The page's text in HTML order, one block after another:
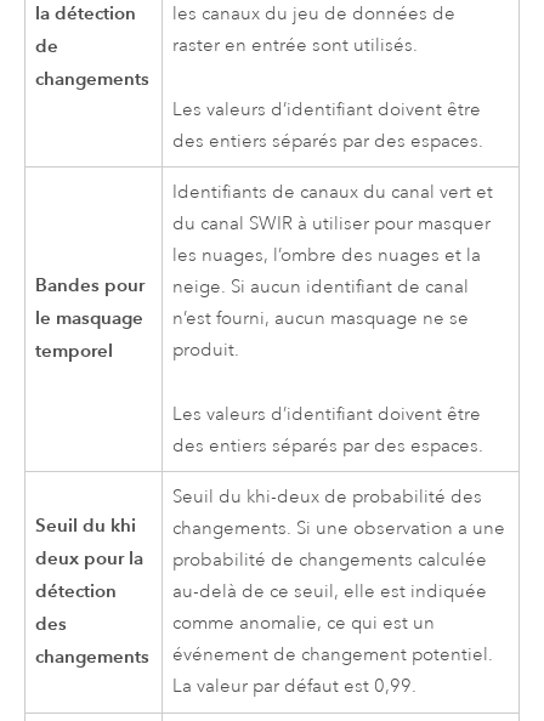
la détection
de
changements
les canaux du jeu de données de
raster en entrée sont utilisés.
Les valeurs d’identifiant doivent être
des entiers séparés par des espaces.
Bandes pour
le masquage
temporel
Identifiants de canaux du canal vert et
du canal SWIR à utiliser pour masquer
les nuages, l’ombre des nuages et la
neige. Si aucun identifiant de canal
n’est fourni, aucun masquage ne se
produit.
Les valeurs d’identifiant doivent être
des entiers séparés par des espaces.
Seuil du khi
deux pour la
détection
des
changements
Seuil du khi-deux de probabilité des
changements. Si une observation a une
probabilité de changements calculée
au-delà de ce seuil, elle est indiquée
comme anomalie, ce qui est un
événement de changement potentiel.
La valeur par défaut est 0,99.